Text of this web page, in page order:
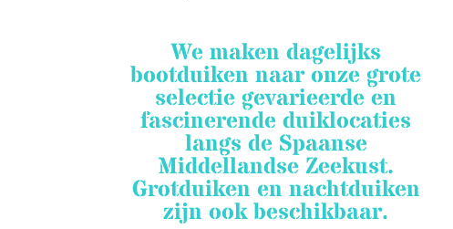
We maken dagelijks
bootduiken naar onze grote
selectie gevarieerde en
fascinerende duiklocaties
langs de Spaanse
Middellandse Zeekust.
Grotduiken en nachtduiken
zijn ook beschikbaar.